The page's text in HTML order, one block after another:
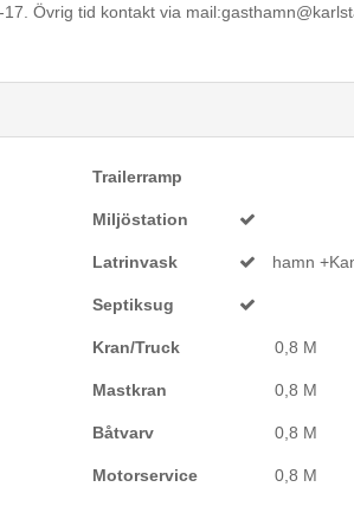
Övrig tid kontakt via
Trailerramp
Miljöstation
Latrinvask hamn
Septiksug
Kran/Truck 0,8 M
Mastkran 0,8 M
Båtvarv 0,8 M
Motorservice 0,8 M